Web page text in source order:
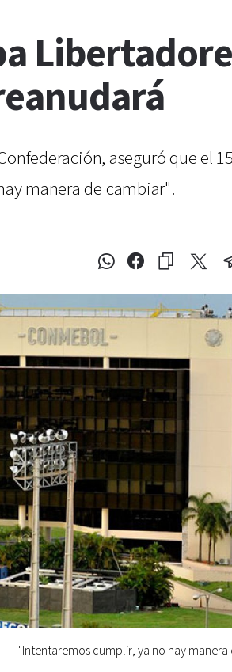
aseguró que el
manera de cambiar".
"Intentaremos cumplir, ya no hay manera